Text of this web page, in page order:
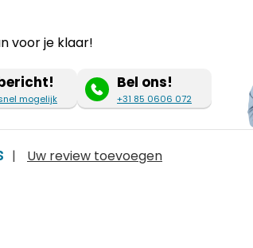
voor je klaar!
mogelijk
Bel ons!
+31 85 0606 072
| Uw review toevoegen